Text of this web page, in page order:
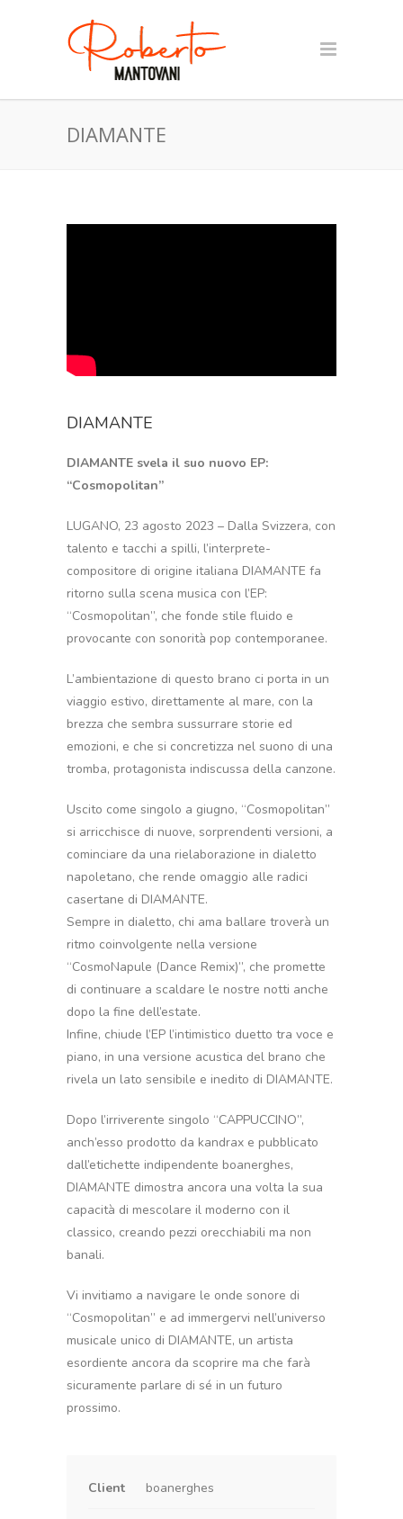
DIAMANTE
DIAMANTE
DIAMANTE svela il suo nuovo EP:
“Cosmopolitan”
LUGANO, 23 agosto 2023 – Dalla Svizzera, con
talento e tacchi a spilli, l’interprete-
compositore di origine italiana DIAMANTE fa
ritorno sulla scena musica con l’EP:
“Cosmopolitan”, che fonde stile fluido e
provocante con sonorità pop contemporanee.
L’ambientazione di questo brano ci porta in un
viaggio estivo, direttamente al mare, con la
brezza che sembra sussurrare storie ed
emozioni, e che si concretizza nel suono di una
tromba, protagonista indiscussa della canzone.
Uscito come singolo a giugno, “Cosmopolitan”
si arricchisce di nuove, sorprendenti versioni, a
cominciare da una rielaborazione in dialetto
napoletano, che rende omaggio alle radici
casertane di DIAMANTE.
Sempre in dialetto, chi ama ballare troverà un
ritmo coinvolgente nella versione
“CosmoNapule (Dance Remix)”, che promette
di continuare a scaldare le nostre notti anche
dopo la fine dell’estate.
Infine, chiude l’EP l’intimistico duetto tra voce e
piano, in una versione acustica del brano che
rivela un lato sensibile e inedito di DIAMANTE.
Dopo l’irriverente singolo “CAPPUCCINO”,
anch’esso prodotto da kandrax e pubblicato
dall’etichette indipendente boanerghes,
DIAMANTE dimostra ancora una volta la sua
capacità di mescolare il moderno con il
classico, creando pezzi orecchiabili ma non
banali.
Vi invitiamo a navigare le onde sonore di
“Cosmopolitan” e ad immergervi nell’universo
musicale unico di DIAMANTE, un artista
esordiente ancora da scoprire ma che farà
sicuramente parlare di sé in un futuro
prossimo.
Client boanerghes